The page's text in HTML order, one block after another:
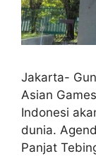
Jakarta-
Asian
Indonesi
dunia.
Panjat